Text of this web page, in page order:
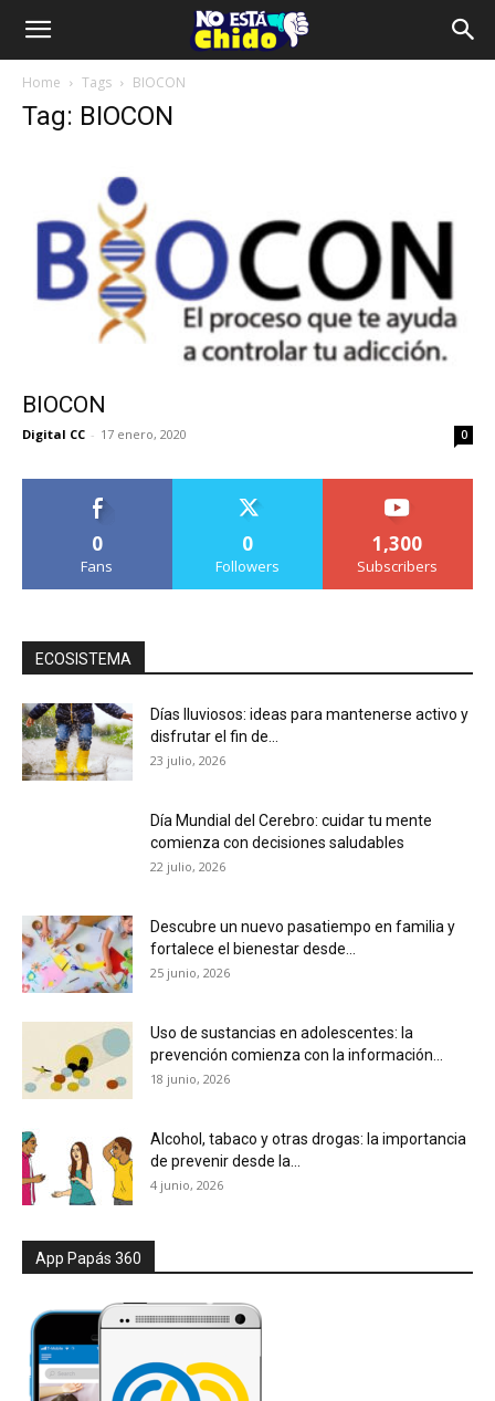
Home Tags BIOCON
Tag: BIOCON
BIOCON
Digital CC - 17 enero, 2020 0
0
Fans
0
Followers
1,300
Subscribers
ECOSISTEMA
Días lluviosos: ideas para mantenerse activo y
disfrutar el fin de...
23 julio, 2026
Día Mundial del Cerebro: cuidar tu mente
comienza con decisiones saludables
22 julio, 2026
Descubre un nuevo pasatiempo en familia y
fortalece el bienestar desde...
25 junio, 2026
Uso de sustancias en adolescentes: la
prevención comienza con la información...
18 junio, 2026
Alcohol, tabaco y otras drogas: la importancia
de prevenir desde la...
4 junio, 2026
App Papás 360